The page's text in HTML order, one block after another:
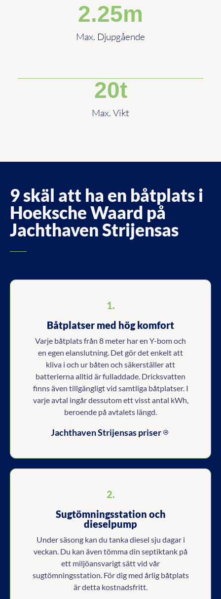
Max. Djupgående
2.25m
Max. Vikt
20t
9 skäl att ha en båtplats i
Hoeksche Waard på
Jachthaven Strijensas
1.
Båtplatser med hög komfort
Varje båtplats från 8 meter har en Y-bom och
en egen elanslutning. Det gör det enkelt att
kliva i och ur båten och säkerställer att
batterierna alltid är fulladdade. Dricksvatten
finns även tillgängligt vid samtliga båtplatser. I
varje avtal ingår dessutom ett visst antal kWh,
beroende på avtalets längd.
Jachthaven Strijensas priser
2.
Sugtömningsstation och
dieselpump
Under säsong kan du tanka diesel sju dagar i
veckan. Du kan även tömma din septiktank på
ett miljöansvarigt sätt vid vår
sugtömningsstation. För dig med årlig båtplats
är detta kostnadsfritt.